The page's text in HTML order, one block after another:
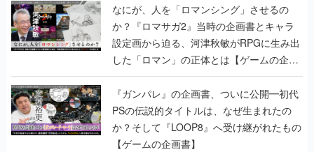
なにが、人を「ロマンシング」させるの
か？『ロマサガ2』当時の企画書とキャラ
設定画から迫る、河津秋敏がRPGに生み出
した「ロマン」の正体とは【ゲームの企画
書】
『ガンパレ』の企画書、ついに公開━初代
PSの伝説的タイトルは、なぜ生まれたの
か？そして『LOOP8』へ受け継がれたもの
【ゲームの企画書】